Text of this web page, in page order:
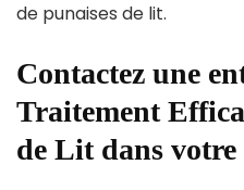
de punaises de lit.
Contactez une
Traitement
de Lit dans